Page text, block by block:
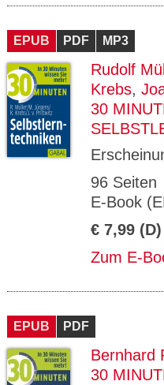
EPUB PDF MP3
Rudolf
Krebs,
30
96 Seiten
E-Book
€ 7,99 (D)
Zum E-
EPUB PDF
Bernhard
30